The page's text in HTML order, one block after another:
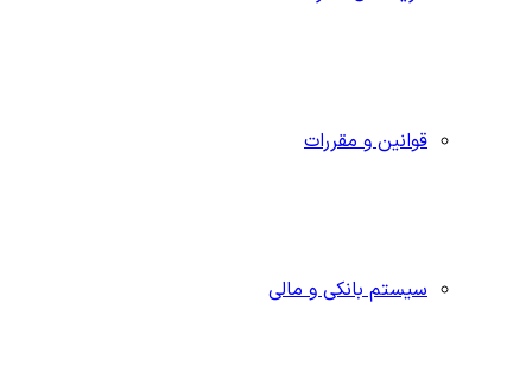
قوانین و مقررات
سیستم بانکی و مالی